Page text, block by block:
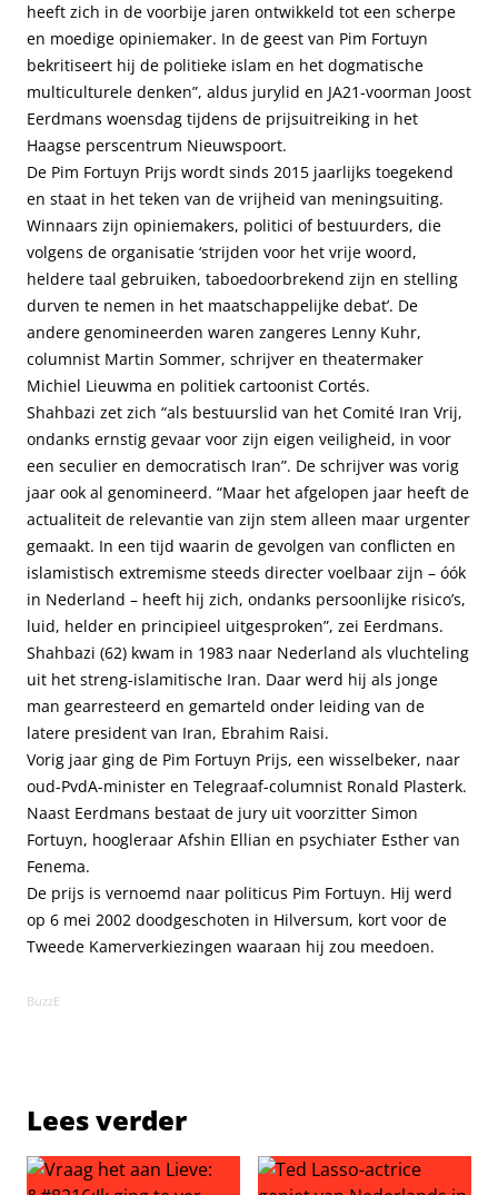
heeft zich in de voorbije jaren ontwikkeld tot een scherpe
en moedige opiniemaker. In de geest van Pim Fortuyn
bekritiseert hij de politieke islam en het dogmatische
multiculturele denken”, aldus jurylid en JA21-voorman Joost
Eerdmans woensdag tijdens de prijsuitreiking in het
Haagse perscentrum Nieuwspoort.
De Pim Fortuyn Prijs wordt sinds 2015 jaarlijks toegekend
en staat in het teken van de vrijheid van meningsuiting.
Winnaars zijn opiniemakers, politici of bestuurders, die
volgens de organisatie ‘strijden voor het vrije woord,
heldere taal gebruiken, taboedoorbrekend zijn en stelling
durven te nemen in het maatschappelijke debat’. De
andere genomineerden waren zangeres Lenny Kuhr,
columnist Martin Sommer, schrijver en theatermaker
Michiel Lieuwma en politiek cartoonist Cortés.
Shahbazi zet zich “als bestuurslid van het Comité Iran Vrij,
ondanks ernstig gevaar voor zijn eigen veiligheid, in voor
een seculier en democratisch Iran”. De schrijver was vorig
jaar ook al genomineerd. “Maar het afgelopen jaar heeft de
actualiteit de relevantie van zijn stem alleen maar urgenter
gemaakt. In een tijd waarin de gevolgen van conflicten en
islamistisch extremisme steeds directer voelbaar zijn – óók
in Nederland – heeft hij zich, ondanks persoonlijke risico’s,
luid, helder en principieel uitgesproken”, zei Eerdmans.
Shahbazi (62) kwam in 1983 naar Nederland als vluchteling
uit het streng-islamitische Iran. Daar werd hij als jonge
man gearresteerd en gemarteld onder leiding van de
latere president van Iran, Ebrahim Raisi.
Vorig jaar ging de Pim Fortuyn Prijs, een wisselbeker, naar
oud-PvdA-minister en Telegraaf-columnist Ronald Plasterk.
Naast Eerdmans bestaat de jury uit voorzitter Simon
Fortuyn, hoogleraar Afshin Ellian en psychiater Esther van
Fenema.
De prijs is vernoemd naar politicus Pim Fortuyn. Hij werd
op 6 mei 2002 doodgeschoten in Hilversum, kort voor de
Tweede Kamerverkiezingen waaraan hij zou meedoen.
BuzzE
Lees verder